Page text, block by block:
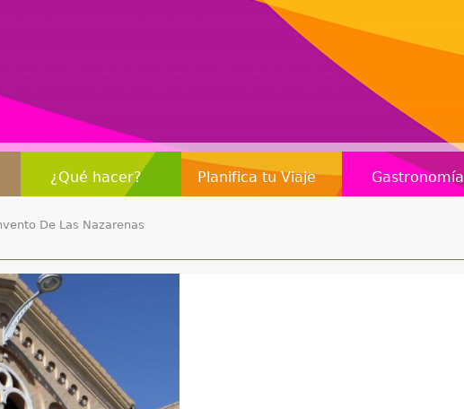
¿Qué hacer? Planifica tu Viaje Gastronomía
De Las Nazarenas